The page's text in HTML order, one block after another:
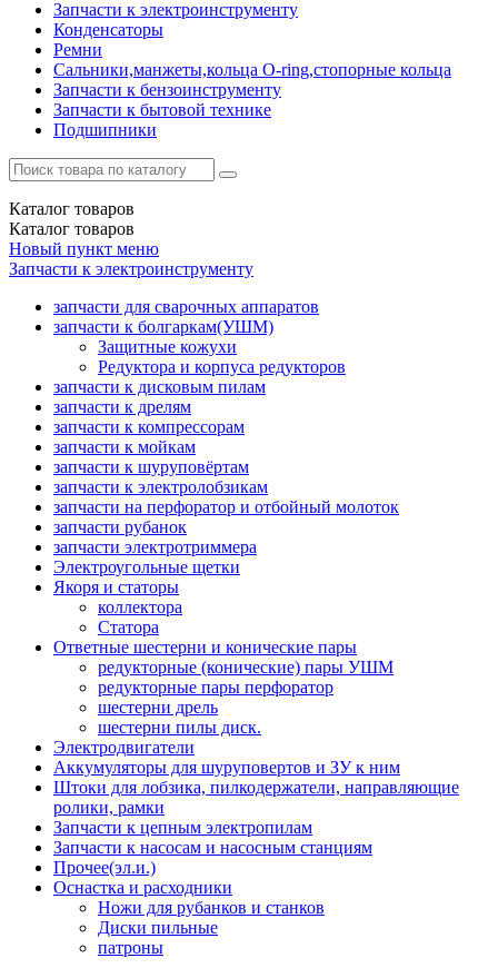
Запчасти к электроинструменту
Конденсаторы
Ремни
Сальники,манжеты,кольца О-ring,стопорные кольца
Запчасти к бензоинструменту
Запчасти к бытовой технике
Подшипники
Каталог товаров
Каталог товаров
Новый пункт меню
Запчасти к электроинструменту
запчасти для сварочных аппаратов
запчасти к болгаркам(УШМ)
Защитные кожухи
Редуктора и корпуса редукторов
запчасти к дисковым пилам
запчасти к дрелям
запчасти к компрессорам
запчасти к мойкам
запчасти к шуруповёртам
запчасти к электролобзикам
запчасти на перфоратор и отбойный молоток
запчасти рубанок
запчасти электротриммера
Электроугольные щетки
Якоря и статоры
коллектора
Статора
Ответные шестерни и конические пары
редукторные (конические) пары УШМ
редукторные пары перфоратор
шестерни дрель
шестерни пилы диск.
Электродвигатели
Аккумуляторы для шуруповертов и ЗУ к ним
Штоки для лобзика, пилкодержатели, направляющие
ролики, рамки
Запчасти к цепным электропилам
Запчасти к насосам и насосным станциям
Прочее(эл.и.)
Оснастка и расходники
Ножи для рубанков и станков
Диски пильные
патроны